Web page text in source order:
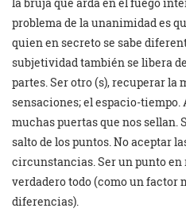
problema de la unanimidad es
quien en secreto se sabe
subjetividad también se libera
partes. Ser otro (s), recuperar la
sensaciones; el espacio-tiempo.
muchas puertas que nos sellan.
salto de los puntos. No aceptar
circunstancias. Ser un punto en
verdadero todo (como un factor
diferencias).